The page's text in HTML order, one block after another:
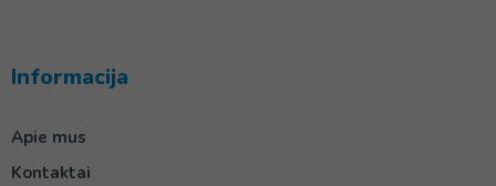
Informacija
Apie mus
Kontaktai